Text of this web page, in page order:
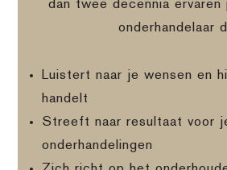
dan twee decennia ervaren
onderhandelaar
Luistert naar je wensen en
handelt
Streeft naar resultaat voor
onderhandelingen